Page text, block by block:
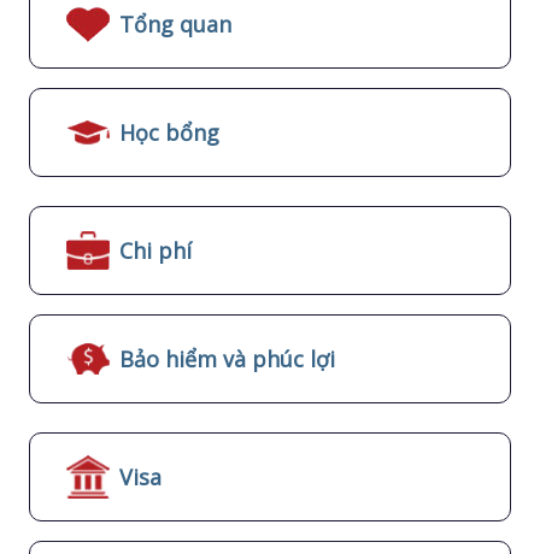
Tổng quan
Học bổng
Chi phí
Bảo hiểm và phúc lợi
Visa